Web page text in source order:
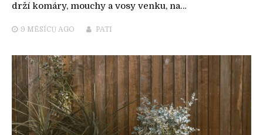
drží komáry, mouchy a vosy venku, na…
9 MĚSÍCŮ AGO PATI